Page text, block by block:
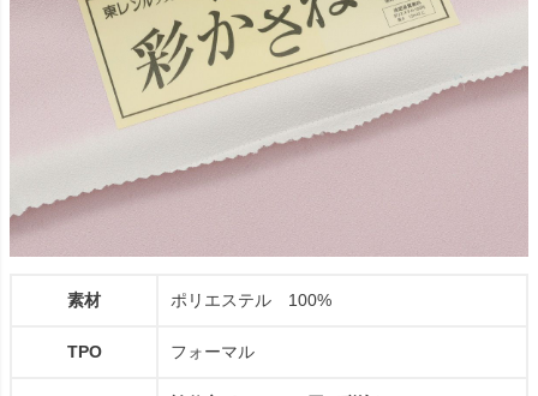
素材 ポリエステル 100%
TPO フォーマル